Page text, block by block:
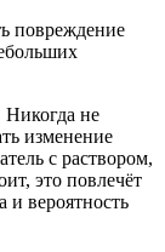
повреждение
Никогда не
изменение
с раствором,
это повлечёт
и вероятность